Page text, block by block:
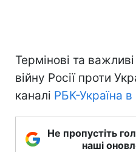
Термінові та
війну Росії проти
каналі РБК-Україна
Не пропустіть
наші